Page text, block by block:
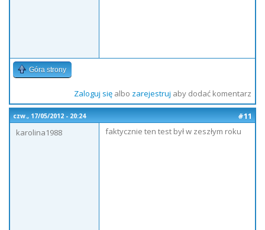
Góra strony
Zaloguj sięalbo zarejestruj aby dodać komentarz
czw., 17/05/2012 - 20:24
#11
karolina1988
faktycznie ten test był w zeszłym roku